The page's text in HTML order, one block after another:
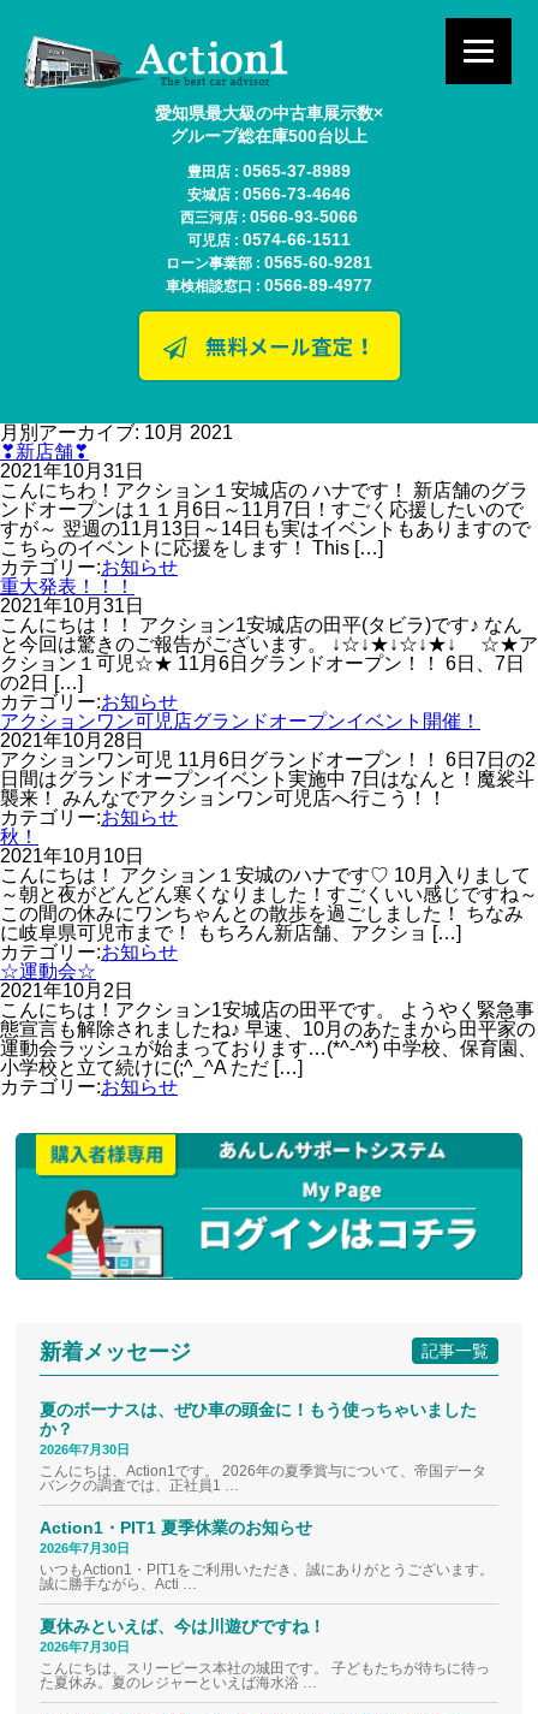
愛知県最大級の中古車展示数×
グループ総在庫500台以上
豊田店 : 0565-37-8989
安城店 : 0566-73-4646
西三河店 : 0566-93-5066
可児店 : 0574-66-1511
ローン事業部 : 0565-60-9281
車検相談窓口 : 0566-89-4977
月別アーカイブ: 10月 2021
❣新店舗❣
2021年10月31日
こんにちわ！アクション１安城店の ハナです！ 新店舗のグラ
ンドオープンは１１月6日～11月7日！すごく応援したいので
すが～ 翌週の11月13日～14日も実はイベントもありますので
こちらのイベントに応援をします！ This […]
カテゴリー:お知らせ
重大発表！！！
2021年10月31日
こんにちは！！ アクション1安城店の田平(タビラ)です♪ なん
と今回は驚きのご報告がございます。 ↓☆↓★↓☆↓★↓ ☆★ア
クション１可児☆★ 11月6日グランドオープン！！ 6日、7日
の2日 […]
カテゴリー:お知らせ
アクションワン可児店グランドオープンイベント開催！
2021年10月28日
アクションワン可児 11月6日グランドオープン！！ 6日7日の2
日間はグランドオープンイベント実施中 7日はなんと！魔裟斗
襲来！ みんなでアクションワン可児店へ行こう！！
カテゴリー:お知らせ
秋！
2021年10月10日
こんにちは！ アクション１安城のハナです♡ 10月入りまして
～朝と夜がどんどん寒くなりました！すごくいい感じですね～
この間の休みにワンちゃんとの散歩を過ごしました！ ちなみ
に岐阜県可児市まで！ もちろん新店舗、アクショ […]
カテゴリー:お知らせ
☆運動会☆
2021年10月2日
こんにちは！アクション1安城店の田平です。 ようやく緊急事
態宣言も解除されましたね♪ 早速、10月のあたまから田平家の
運動会ラッシュが始まっております…(*^-^*) 中学校、保育園、
小学校と立て続けに(;^_^A ただ […]
カテゴリー:お知らせ
記事一覧
新着メッセージ
夏のボーナスは、ぜひ車の頭金に！もう使っちゃいました
か？
2026年7月30日
こんにちは、Action1です。 2026年の夏季賞与について、帝国データ
バンクの調査では、正社員1 …
Action1・PIT1 夏季休業のお知らせ
2026年7月30日
いつもAction1・PIT1をご利用いただき、誠にありがとうございます。
誠に勝手ながら、Acti …
夏休みといえば、今は川遊びですね！
2026年7月30日
こんにちは、スリーピース本社の城田です。 子どもたちが待ちに待っ
た夏休み。夏のレジャーといえば海水浴 …